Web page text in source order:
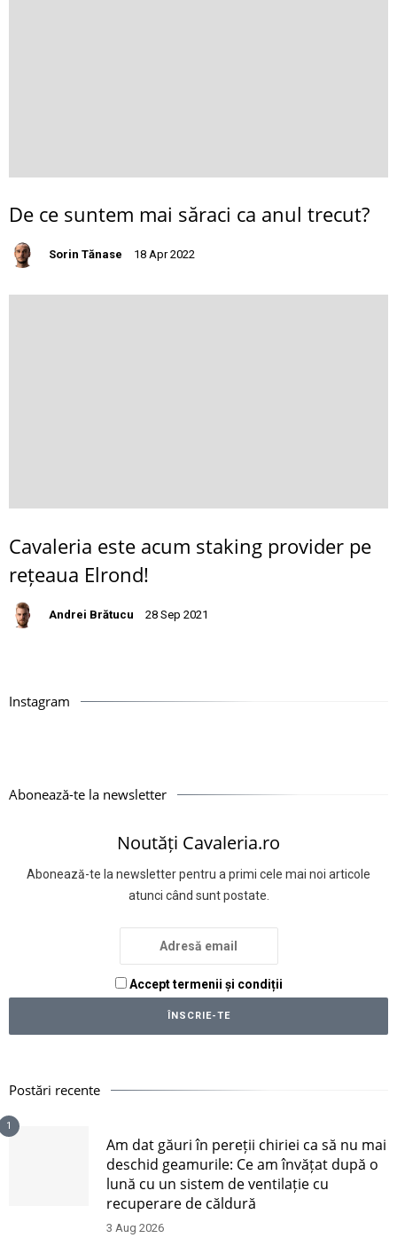
De ce suntem mai săraci ca anul trecut?
Sorin Tănase 18 Apr 2022
Cavaleria este acum staking provider pe
rețeaua Elrond!
Andrei Brătucu 28 Sep 2021
Instagram
Abonează-te la newsletter
Noutăți Cavaleria.ro
Abonează-te la newsletter pentru a primi cele mai noi articole
atunci când sunt postate.
Accept termenii și condiții
Postări recente
1
Am dat găuri în pereții chiriei ca să nu mai
deschid geamurile: Ce am învățat după o
lună cu un sistem de ventilație cu
recuperare de căldură
3 Aug 2026